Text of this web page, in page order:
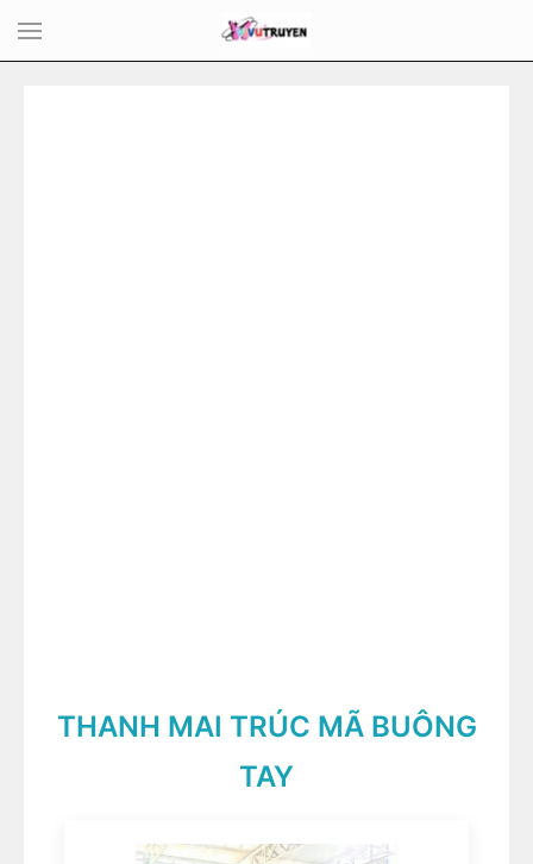
THANH MAI TRÚC MÃ BUÔNG
TAY